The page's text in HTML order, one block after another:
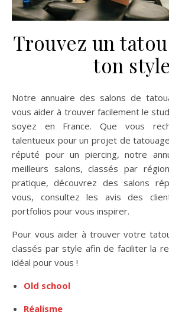
Trouvez un
ton style
Notre annuaire des salons de tatouage est conçu pour
vous aider à trouver facilement le
soyez en France. Que vous
talentueux pour un projet de
réputé pour un piercing, notre
meilleurs salons, classés par
pratique, découvrez des salons
vous, consultez les avis des
portfolios pour vous inspirer.
Pour vous aider à trouver votre
classés par style afin de faciliter la
idéal pour vous !
Old school
Réalisme